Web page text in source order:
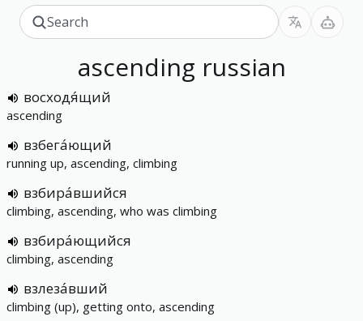
ascending russian
восходя́щий
ascending
взбега́ющий
running up, ascending, climbing
взбира́вшийся
climbing, ascending, who was climbing
взбира́ющийся
climbing, ascending
взлеза́вший
climbing (up), getting onto, ascending